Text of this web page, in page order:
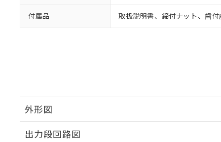
付属品 取扱説明書、締付ナット、歯付
外形図
出力段回路図